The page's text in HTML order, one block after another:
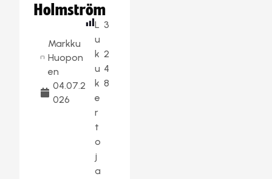
Holmström
Markku
Huopon
en
04.07.2
026
L
u
k
u
k
e
r
t
o
j
a
3
2
4
8